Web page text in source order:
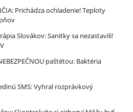
Prichádza ochladenie! Teploty
Slovákov: Sanitky sa nezastavili!
paštétou: Baktéria
SMS: Vyhral rozprávkový